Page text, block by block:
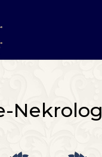
Nekrolog